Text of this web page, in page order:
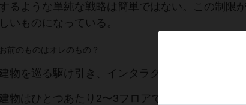
するような単純な戦略は簡単ではない。この制限
しいものになっている。
お前のものはオレのもの？
建物を巡る駆け引き、インタラクションもGrinivil
建物はひとつあたり2〜3フロアで構成されるが、